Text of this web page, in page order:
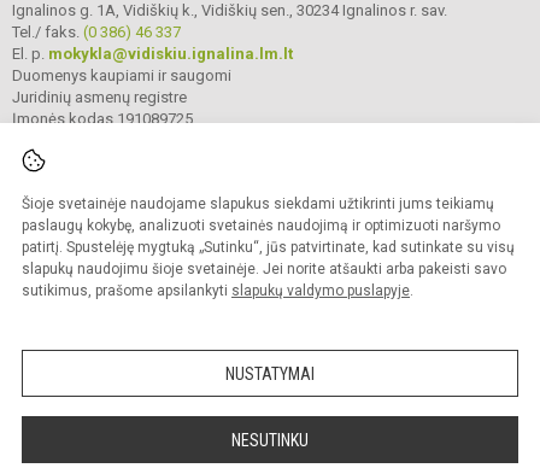
Šioje svetainėje naudojame slapukus siekdami užtikrinti jums teikiamų
paslaugų kokybę, analizuoti svetainės naudojimą ir optimizuoti naršymo
patirtį. Spustelėję mygtuką „Sutinku“, jūs patvirtinate, kad sutinkate su visų
slapukų naudojimu šioje svetainėje. Jei norite atšaukti arba pakeisti savo
sutikimus, prašome apsilankyti slapukų valdymo puslapyje.
NUSTATYMAI
NESUTINKU
Ignalinos g. 1A, Vidiškių k., Vidiškių sen., 30234 Ignalinos r. sav.
Tel./ faks. (0 386) 46 337
El. p. mokykla@vidiskiu.ignalina.lm.lt
Duomenys kaupiami ir saugomi
Juridinių asmenų registre
Įmonės kodas 191089725
© 2025. Ignalinos r. Vidiškių gimnazija. Visos teisės saugomos.
Kopijuoti turinį be raštiško gimnazijos sutikimo griežtai draudžiama.
Prieinamumo paraiška Slapukų valdymas
Sumanus būdas atnaujinti